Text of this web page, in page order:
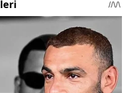
Yani şehrin tam
yürüyerek kolayca
Buruciye Medresesi,